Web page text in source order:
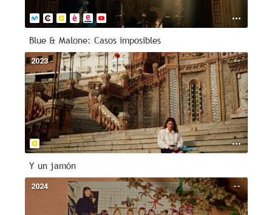
Blue & Malone: Casos imposibles
--
2023
Y un jamón
--
2024